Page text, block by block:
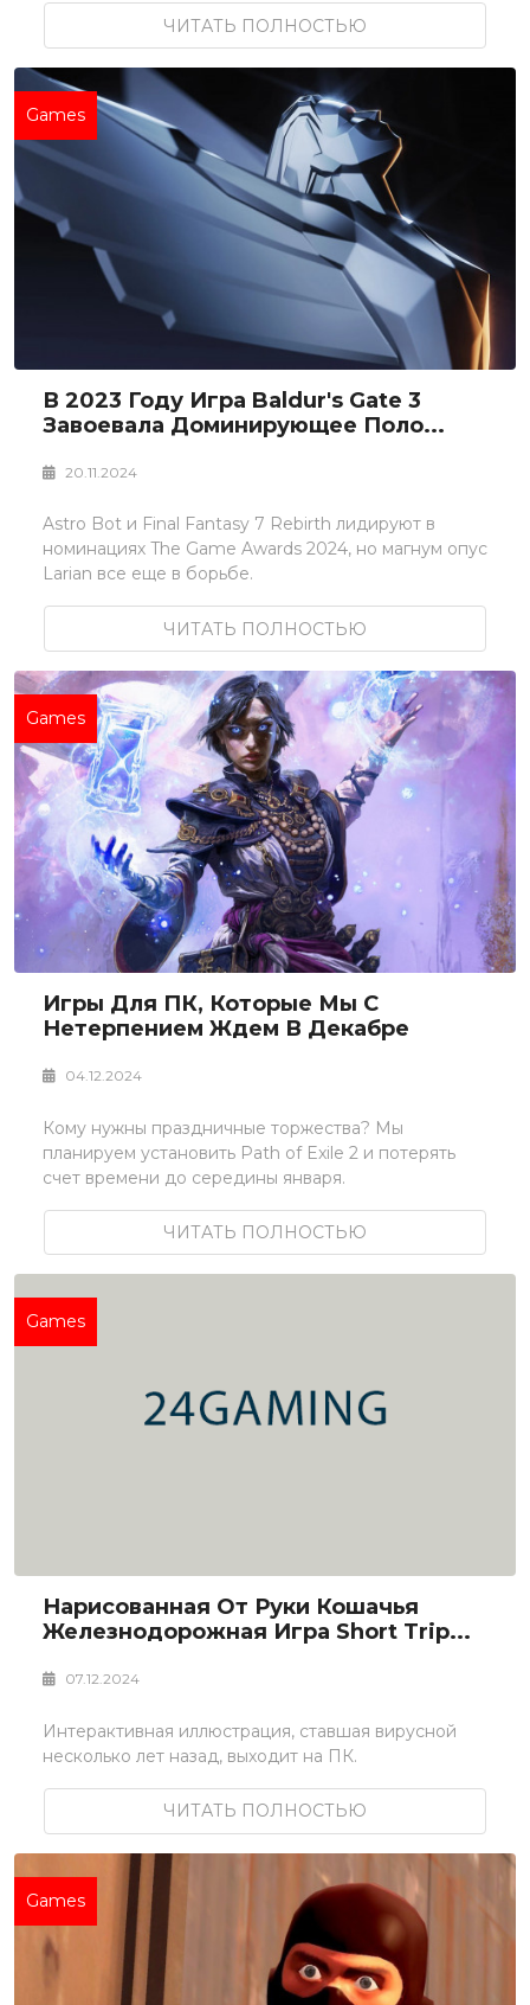
ЧИТАТЬ ПОЛНОСТЬЮ
Games
В 2023 Году Игра Baldur's Gate 3
Завоевала Доминирующее Поло...
20.11.2024
Astro Bot и Final Fantasy 7 Rebirth лидируют в
номинациях The Game Awards 2024, но магнум опус
Larian все еще в борьбе.
ЧИТАТЬ ПОЛНОСТЬЮ
Games
Игры Для ПК, Которые Мы С
Нетерпением Ждем В Декабре
04.12.2024
Кому нужны праздничные торжества? Мы
планируем установить Path of Exile 2 и потерять
счет времени до середины января.
ЧИТАТЬ ПОЛНОСТЬЮ
Games
Нарисованная От Руки Кошачья
Железнодорожная Игра Short Trip...
07.12.2024
Интерактивная иллюстрация, ставшая вирусной
несколько лет назад, выходит на ПК.
ЧИТАТЬ ПОЛНОСТЬЮ
Games